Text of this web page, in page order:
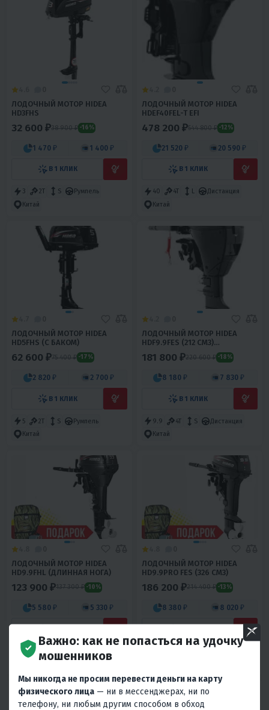
ЛОДОЧНЫЙ МОТОР HIDEA
HD3FHS
32 600 ₽38 900 ₽ -16%
1 470 ₽ 1 400 ₽
В 1 КЛИК
3 2T S
Румпель
Китай
ЛОДОЧНЫЙ МОТОР HIDEA
HDEF40FEL-T EFI
478 200 ₽544 800 ₽ -12%
21 520 ₽ 20 590 ₽
В 1 КЛИК
40 4T L
Дистанция
Китай
ЛОДОЧНЫЙ МОТОР HIDEA
HD5FHS (С БАКОМ)
62 600 ₽75 400 ₽ -17%
2 820 ₽ 2 700 ₽
В 1 КЛИК
5 2T S
Румпель
Китай
ЛОДОЧНЫЙ МОТОР HIDEA
HDF9.9FES (212 СМ3)
(ДИСТАНЦИЯ)
181 800 ₽220 600 ₽ -18%
8 180 ₽ 7 830 ₽
В 1 КЛИК
9.9 4T S
Дистанция
Китай
ЛОДОЧНЫЙ МОТОР HIDEA
HD9.9FHL (ДЛИННАЯ НОГА)
123 900 ₽137 300 ₽ -10%
5 580 ₽ 5 330 ₽
9.9
ЛОДОЧНЫЙ МОТОР HIDEA
HD9.9PRO FES (326 СМ3)
186 200 ₽214 400 ₽ -13%
8 380 ₽ 8 020 ₽
Важно: как не попасться на удочку
мошенников
Мы никогда не просим перевести деньги на карту
физического лица — ни в мессенджерах, ни по
телефону, ни любым другим способом в обход